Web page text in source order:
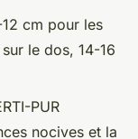
cm pour les
le dos, 14-16
PUR
nocives et la